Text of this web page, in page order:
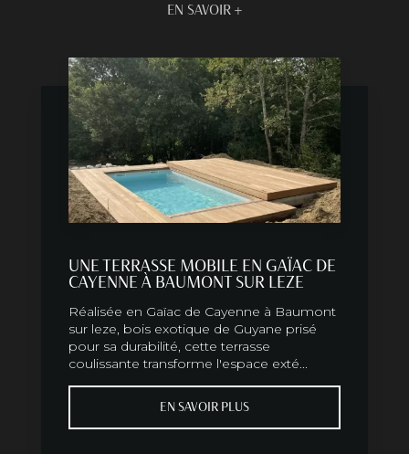
EN SAVOIR +
UNE TERRASSE MOBILE EN GAÏAC DE
CAYENNE À BAUMONT SUR LEZE
Réalisée en Gaïac de Cayenne à Baumont
sur leze, bois exotique de Guyane prisé
pour sa durabilité, cette terrasse
coulissante transforme l'espace exté...
EN SAVOIR PLUS